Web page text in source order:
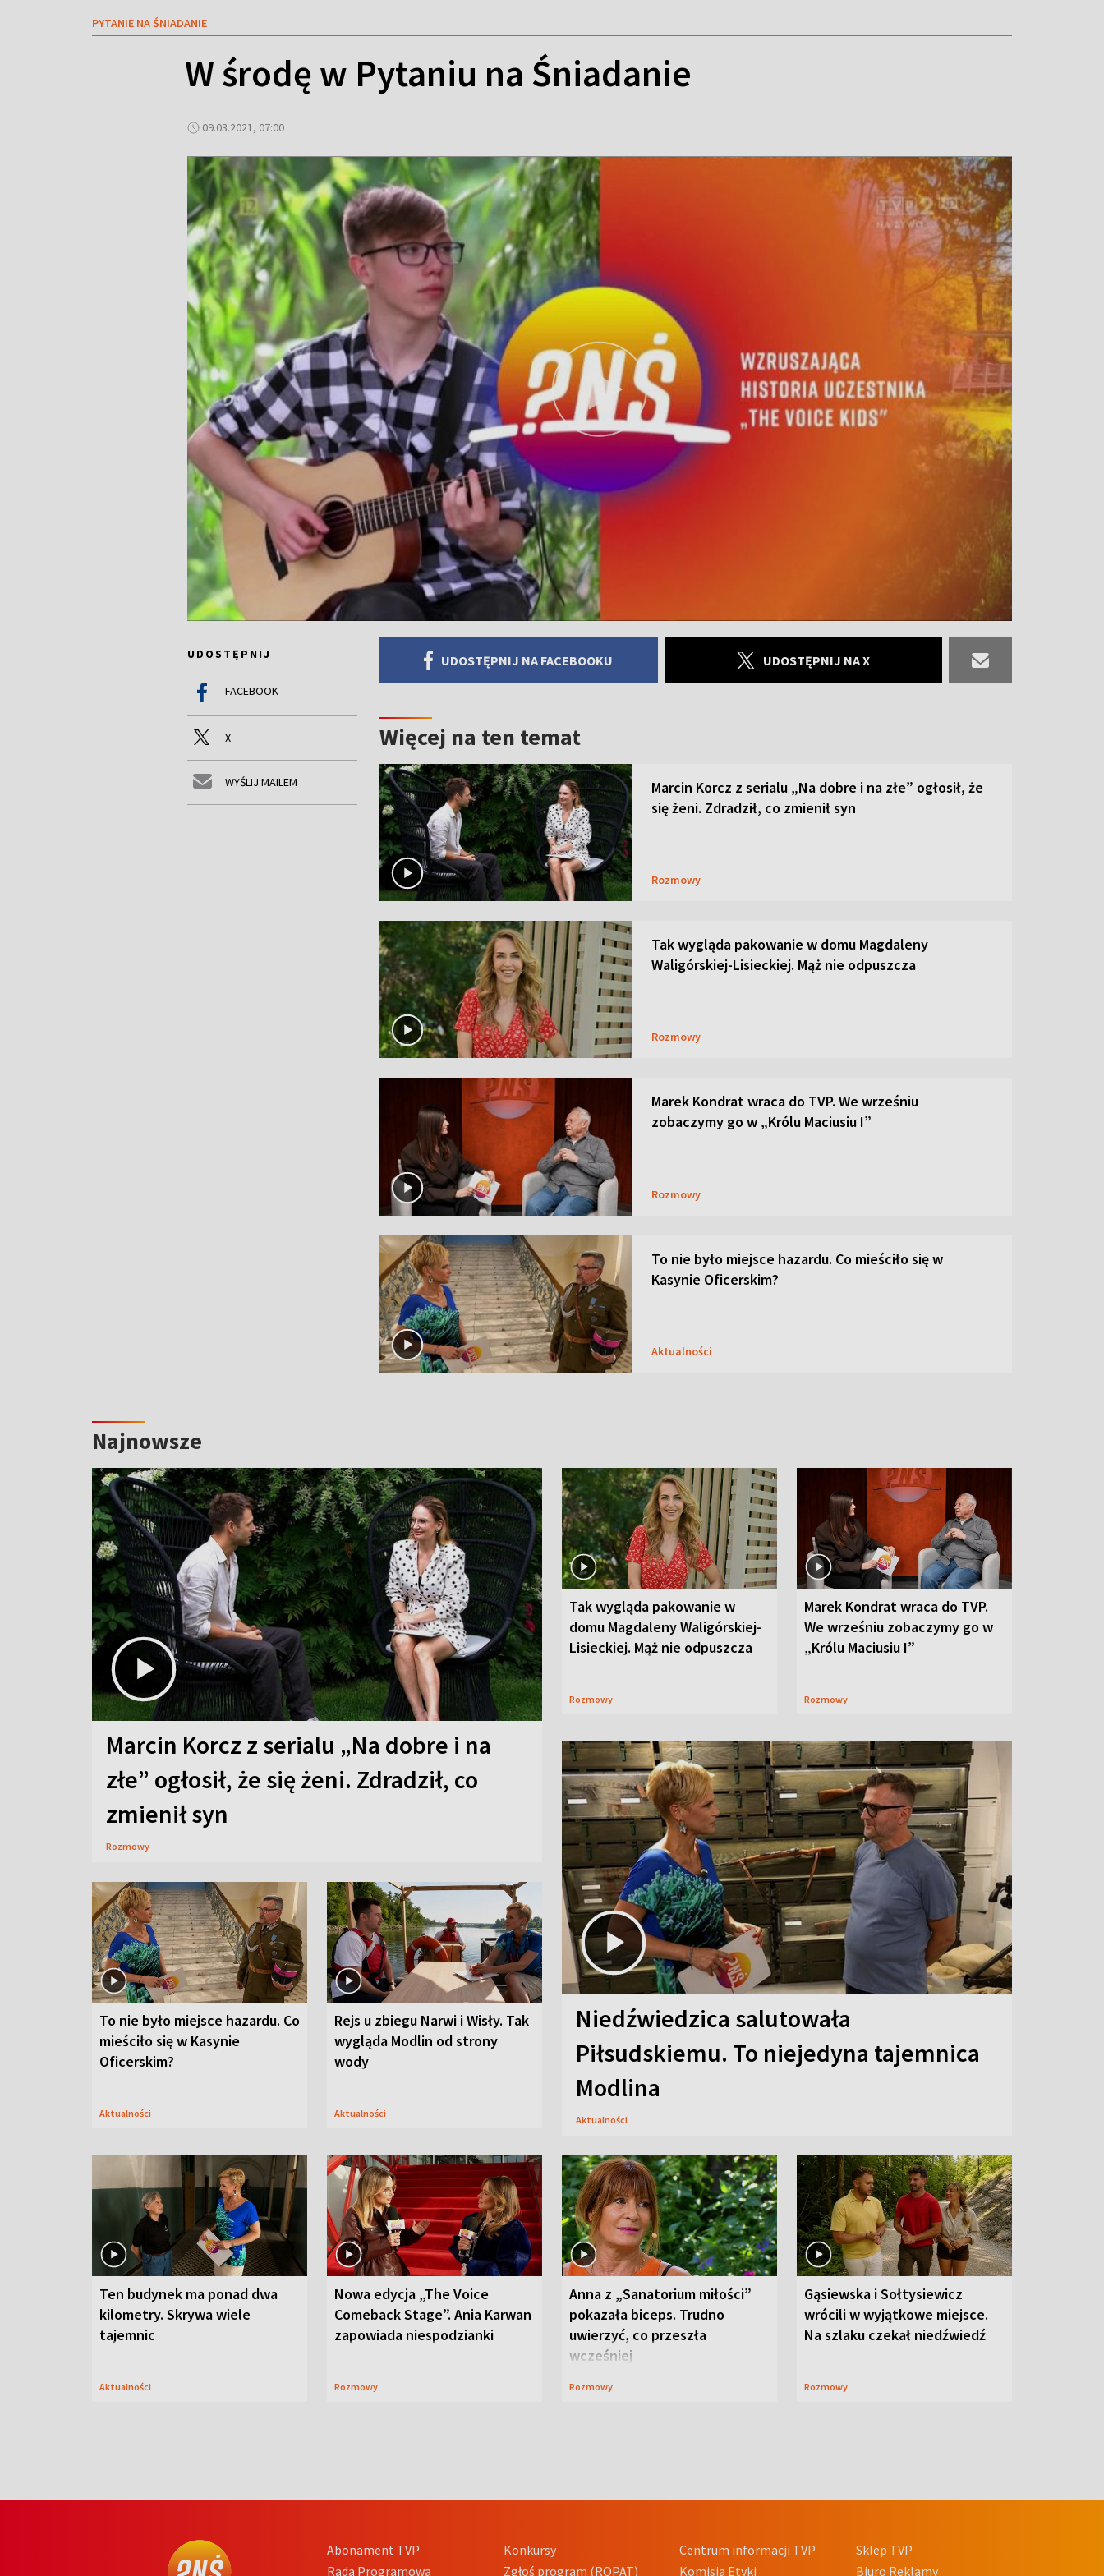
PYTANIE NA ŚNIADANIE
W środę w Pytaniu na Śniadanie
09.03.2021, 07:00
UDOSTĘPNIJ
FACEBOOK
X
WYŚLIJ MAILEM
UDOSTĘPNIJ NA FACEBOOKU UDOSTĘPNIJ NA X
Więcej na ten temat
Marcin Korcz z serialu „Na dobre i na złe” ogłosił, że
się żeni. Zdradził, co zmienił syn
Rozmowy
Tak wygląda pakowanie w domu Magdaleny
Waligórskiej-Lisieckiej. Mąż nie odpuszcza
Rozmowy
Marek Kondrat wraca do TVP. We wrześniu
zobaczymy go w „Królu Maciusiu I”
Rozmowy
To nie było miejsce hazardu. Co mieściło się w
Kasynie Oficerskim?
Aktualności
Najnowsze
Marcin Korcz z serialu „Na dobre i na
złe” ogłosił, że się żeni. Zdradził, co
zmienił syn
Rozmowy
Tak wygląda pakowanie w
domu Magdaleny Waligórskiej-
Lisieckiej. Mąż nie odpuszcza
Rozmowy
Marek Kondrat wraca do TVP.
We wrześniu zobaczymy go w
„Królu Maciusiu I”
Rozmowy
To nie było miejsce hazardu. Co
mieściło się w Kasynie
Oficerskim?
Aktualności
Rejs u zbiegu Narwi i Wisły. Tak
wygląda Modlin od strony
wody
Aktualności
Niedźwiedzica salutowała
Piłsudskiemu. To niejedyna tajemnica
Modlina
Aktualności
Ten budynek ma ponad dwa
kilometry. Skrywa wiele
tajemnic
Aktualności
Nowa edycja „The Voice
Comeback Stage”. Ania Karwan
zapowiada niespodzianki
Rozmowy
Anna z „Sanatorium miłości”
pokazała biceps. Trudno
uwierzyć, co przeszła
wcześniej
Rozmowy
Gąsiewska i Sołtysiewicz
wrócili w wyjątkowe miejsce.
Na szlaku czekał niedźwiedź
Rozmowy
Abonament TVP
Rada Programowa
Konkursy
Zgłoś program (ROPAT)
Centrum informacji TVP
Komisja Etyki
Sklep TVP
Biuro Reklamy